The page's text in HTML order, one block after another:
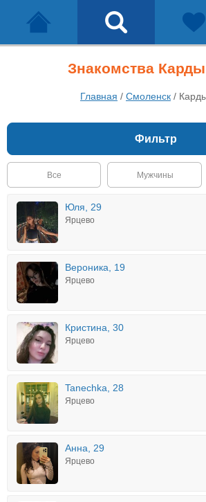
Знакомства
Главная / Смоленск /
Фильтр
Все Мужчины
Юля, 29
Ярцево
Вероника, 19
Ярцево
Кристина, 30
Ярцево
Tanechka, 28
Ярцево
Анна, 29
Ярцево